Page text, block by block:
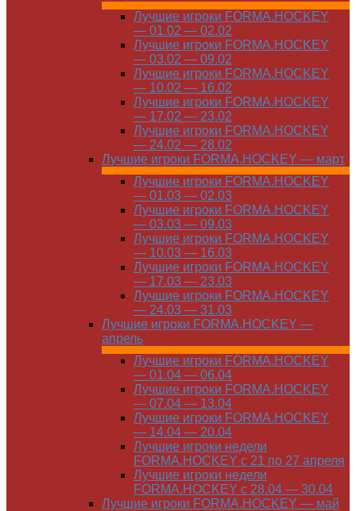
Лучшие игроки FORMA.HOCKEY
— 01.02 — 02.02
Лучшие игроки FORMA.HOCKEY
— 03.02 — 09.02
Лучшие игроки FORMA.HOCKEY
— 10.02 — 16.02
Лучшие игроки FORMA.HOCKEY
— 17.02 — 23.02
Лучшие игроки FORMA.HOCKEY
— 24.02 — 28.02
Лучшие игроки FORMA.HOCKEY — март
Лучшие игроки FORMA.HOCKEY
— 01.03 — 02.03
Лучшие игроки FORMA.HOCKEY
— 03.03 — 09.03
Лучшие игроки FORMA.HOCKEY
— 10.03 — 16.03
Лучшие игроки FORMA.HOCKEY
— 17.03 — 23.03
Лучшие игроки FORMA.HOCKEY
— 24.03 — 31.03
Лучшие игроки FORMA.HOCKEY —
апрель
Лучшие игроки FORMA.HOCKEY
— 01.04 — 06.04
Лучшие игроки FORMA.HOCKEY
— 07.04 — 13.04
Лучшие игроки FORMA.HOCKEY
— 14.04 — 20.04
Лучшие игроки недели
FORMA.HOCKEY с 21 по 27 апреля
Лучшие игроки недели
FORMA.HOCKEY с 28.04 — 30.04
Лучшие игроки FORMA.HOCKEY — май